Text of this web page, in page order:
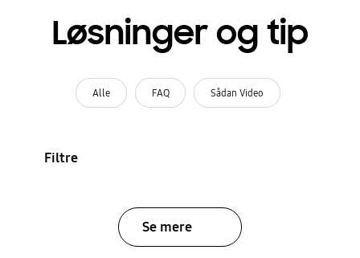
Løsninger og tip
Alle FAQ Sådan Video
Filtre
Se mere